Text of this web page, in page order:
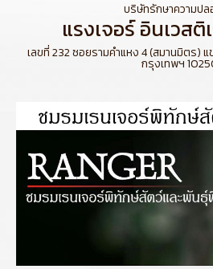
บริษัทรักษาความป
แรงเจอร์ อินเวส
เลขที่ 232 ซอยรามคำแหง 4 (สมานมิตร)
กรุงเทพฯ